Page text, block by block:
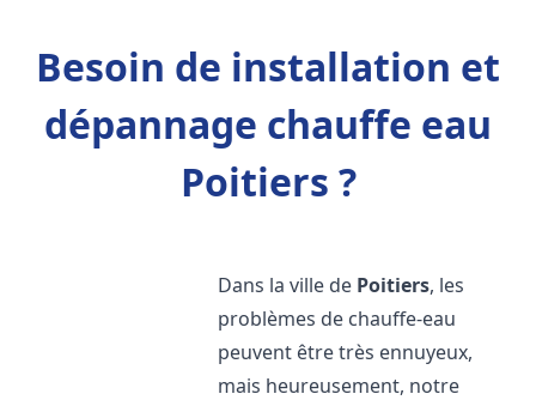
Besoin de installation et
dépannage chauffe eau
Poitiers ?
Dans la ville de Poitiers, les
problèmes de chauffe-eau
peuvent être très ennuyeux,
mais heureusement, notre